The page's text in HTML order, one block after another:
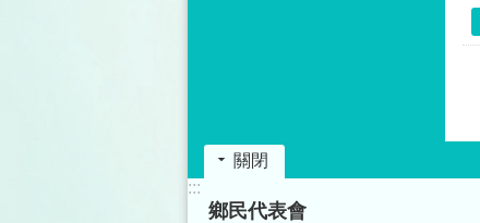
關閉
:::
鄉民代表會